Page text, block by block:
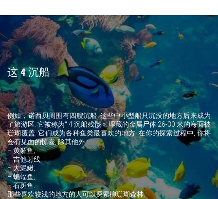
这 4 沉船
例如，诺西贝周围有四艘沉船. 这些中小型船只沉没的地方后来成为
了旅游区. 它被称为“ 4 沉船残骸 ». 埋藏的金属尸体 26-30 米的海面被
珊瑚覆盖. 它们成为各种鱼类最喜欢的地方. 在你的探索过程中, 你将
会有见面的惊喜, 除其他外 :
– 黄貂鱼,
– 吉他射线,
– 大泥鳅,
– 蝙蝠鱼,
– 石斑鱼.
那些喜欢较浅的地方的人可以探索柳珊瑚森林.